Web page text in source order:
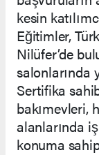
kesin
Eğitimler,
Nilüfer’de
salonlarında
Sertifika
bakımevleri,
alanlarında
konuma